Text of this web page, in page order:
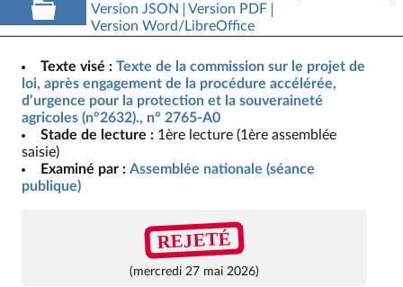
Version JSON
Version PDF
Version Word/LibreOffice
Texte visé : Texte de la commission sur le projet de
loi, après engagement de la procédure accélérée,
d’urgence pour la protection et la souveraineté
agricoles (n°2632)., n° 2765-A0
Stade de lecture : 1ère lecture (1ère assemblée
saisie)
Examiné par : Assemblée nationale (séance
publique)
REJETÉ
(mercredi 27 mai 2026)